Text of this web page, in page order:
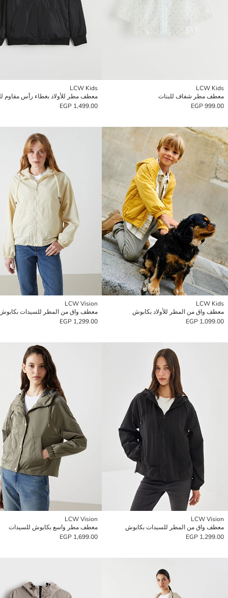
LCW Kids
معطف مطر شفاف للبنات
999.00 EGP
LCW Kids
معطف مطر للأولاد بغطاء رأس مقاوم
1,499.00 EGP
LCW Kids
معطف واق من المطر للأولاد بكابوش
1,099.00 EGP
LCW Vision
معطف واق من المطر للسيدات
1,299.00 EGP
LCW Vision
معطف واق من المطر للسيدات بكابوش
1,299.00 EGP
LCW Vision
معطف مطر واسع بكابوش للسيدات
1,699.00 EGP